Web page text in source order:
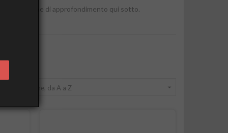
nelle pagine di approfondimento qui sotto.
Nome, da A a Z 